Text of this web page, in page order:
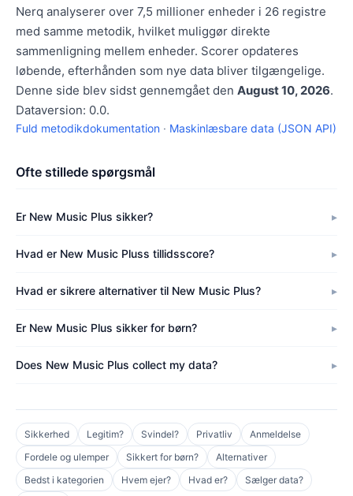
Nerq analyserer over 7,5 millioner enheder i 26 registre
med samme metodik, hvilket muliggør direkte
sammenligning mellem enheder. Scorer opdateres
løbende, efterhånden som nye data bliver tilgængelige.
Denne side blev sidst gennemgået den August 10, 2026.
Dataversion: 0.0.
Fuld metodikdokumentation · Maskinlæsbare data (JSON API)
Ofte stillede spørgsmål
Er New Music Plus sikker?
Hvad er New Music Pluss tillidsscore?
Hvad er sikrere alternativer til New Music Plus?
Er New Music Plus sikker for børn?
Does New Music Plus collect my data?
Sikkerhed Legitim? Svindel? Privatliv
Anmeldelse
Fordele og ulemper
Sikkert for børn?
Alternativer
Bedst i kategorien
Hvem ejer? Hvad er?
Sælger data?